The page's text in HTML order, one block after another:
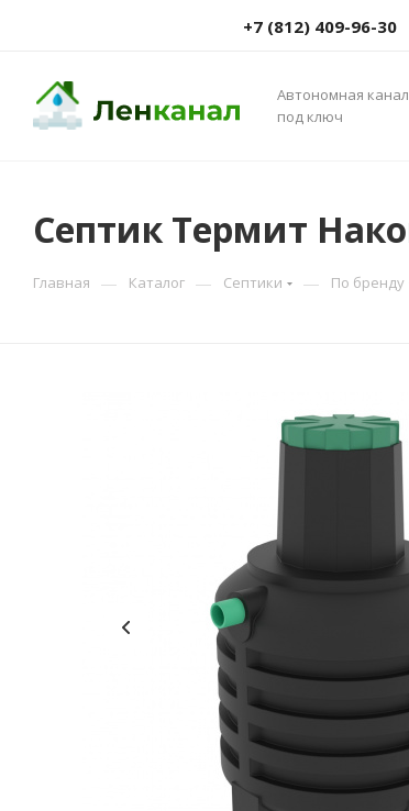
+7 (812) 409-96-30
Автономная
под ключ
Септик Термит
Главная — Каталог — Септики — По бренду